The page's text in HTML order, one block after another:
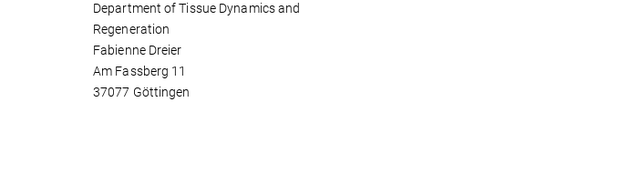
Department of Tissue Dynamics and
Regeneration
Fabienne Dreier
Am Fassberg 11
37077 Göttingen